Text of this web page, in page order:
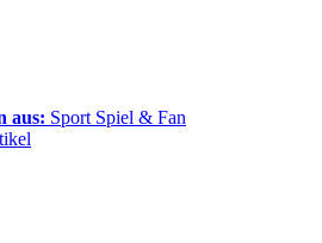
aus: Sport Spiel & Fan